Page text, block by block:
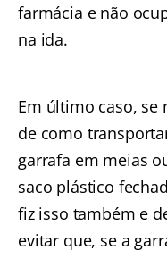
farmácia e não
na ida.
Em último caso,
de como
garrafa em meias
saco plástico
fiz isso também e
evitar que, se a